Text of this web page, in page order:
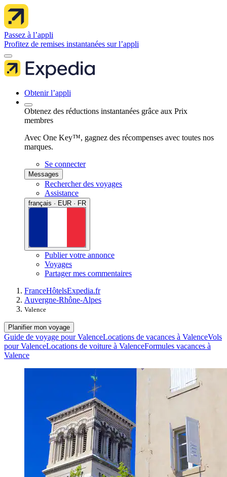
Passez à l’appli
Profitez de remises instantanées sur l’appli
Obtenir l’appli
Obtenez des réductions instantanées grâce aux Prix
membres
Avec One Key™, gagnez des récompenses avec toutes nos
marques.
Se connecter
Messages
Rechercher des voyages
Assistance
français · EUR · FR
Publier votre annonce
Voyages
Partager mes commentaires
FranceHôtelsExpedia.fr
Auvergne-Rhône-Alpes
Valence
Planifier mon voyage
Guide de voyage pour ValenceLocations de vacances à ValenceVols
pour ValenceLocations de voiture à ValenceFormules vacances à
Valence